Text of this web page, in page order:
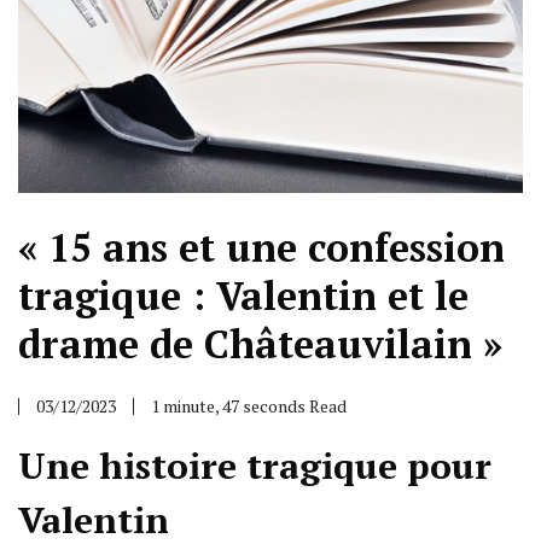
« 15 ans et une confession
tragique : Valentin et le
drame de Châteauvilain »
03/12/2023 1 minute, 47 seconds Read
Une histoire tragique pour
Valentin